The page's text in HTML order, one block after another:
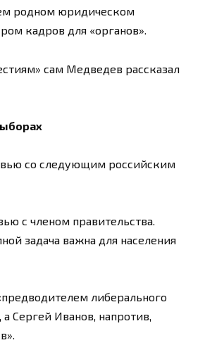
родном юридическом
кадров для «органов».
сам Медведев рассказал
со следующим российским
с членом правительства.
задача важна для населения
либерального
Сергей Иванов, напротив,